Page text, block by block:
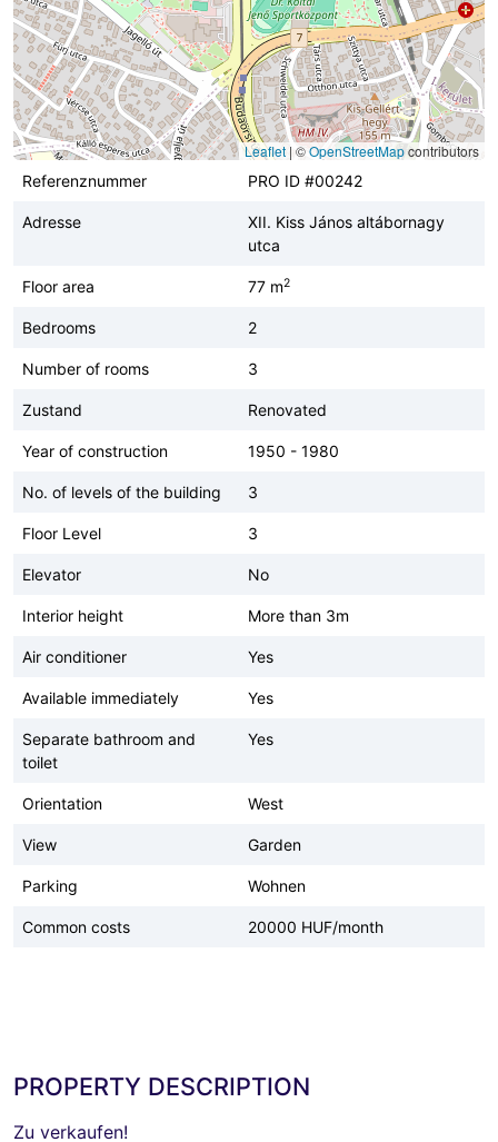
Leaflet | ©OpenStreetMapcontributors
Referenznummer
PRO ID #00242
Adresse
XII. Kiss János altábornagy
utca
Floor area 77 m2
Bedrooms 2
Number of rooms 3
Zustand Renovated
Year of construction 1950 - 1980
No. of levels of the building 3
Floor Level 3
Elevator No
Interior height More than 3m
Air conditioner Yes
Available immediately Yes
Separate bathroom and
toilet
Yes
Orientation West
View Garden
Parking Wohnen
Common costs 20000 HUF/month
PROPERTY DESCRIPTION
Zu verkaufen!